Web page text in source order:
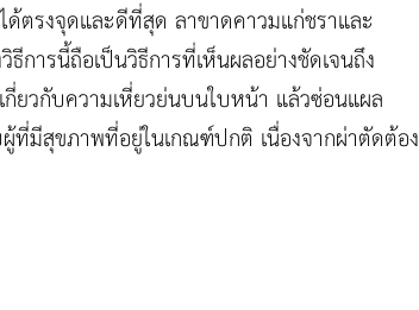
ตรงจุดและดีที่สุด ลาขาดคาวมแก่ชราและ
ารนี้ถือเป็นวิธีการที่เห็นผลอย่างชัดเจนถึง
วกับความเหี่ยวย่นบนใบหน้า แล้วซ่อนแผล
มีสุขภาพที่อยู่ในเกณฑ์ปกติ เนื่องจากผ่าตัดต้อง